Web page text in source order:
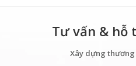
Tư vấn & hỗ
Xây dựng